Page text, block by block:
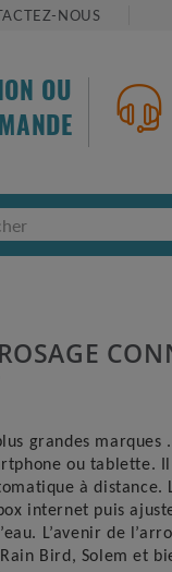
NOUS
OU
grandes marques
ou tablette.
à distance.
internet puis
L’avenir de
Bird, Solem et